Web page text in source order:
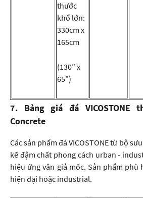
thước
khổ lớn:
330cm x
165cm
(130” x
65”)
7. Bảng giá đá VICOSTONE
Concrete
Các sản phẩm đá VICOSTONE từ bộ
kế đậm chất phong cách urban -
hiệu ứng vân giả mốc. Sản phẩm
hiện đại hoặc industrial.